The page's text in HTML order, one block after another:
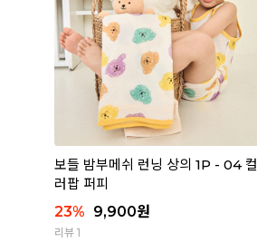
보들 밤부메쉬 런닝 상의 1P - 04 컬
러팝 퍼피
23% 9,900원
리뷰 1